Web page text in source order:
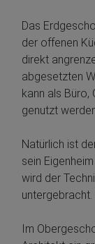
Das
der offenen
direkt
abgesetzten
kann als
genutzt
Natürlich ist
sein
wird der
untergebracht.
Im